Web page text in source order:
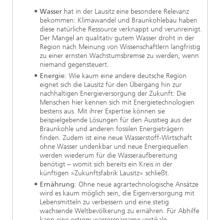
Wasser hat in der Lausitz eine besondere Relevanz
bekommen: Klimawandel und Braunkohlebau haben
diese natürliche Ressource verknappt und verunreinigt.
Der Mangel an qualitativ gutem Wasser droht in der
Region nach Meinung von Wissenschaftlern langfristig
zu einer ernsten Wachstumsbremse zu werden, wenn
niemand gegensteuert.
Energie: Wie kaum eine andere deutsche Region
eignet sich die Lausitz für den Übergang hin zur
nachhaltigen Energieversorgung der Zukunft: Die
Menschen hier kennen sich mit Energietechnologien
bestens aus. Mit ihrer Expertise können sie
beispielgebende Lösungen für den Ausstieg aus der
Braunkohle und anderen fossilen Energieträgern
finden. Zudem ist eine neue Wasserstoff-Wirtschaft
ohne Wasser undenkbar und neue Energiequellen
werden wiederum für die Wasseraufbereitung
benötigt – womit sich bereits ein Kreis in der
künftigen »Zukunftsfabrik Lausitz« schließt.
Ernährung: Ohne neue agrartechnologische Ansätze
wird es kaum möglich sein, die Eigenversorgung mit
Lebensmitteln zu verbessern und eine stetig
wachsende Weltbevölkerung zu ernähren. Für Abhilfe